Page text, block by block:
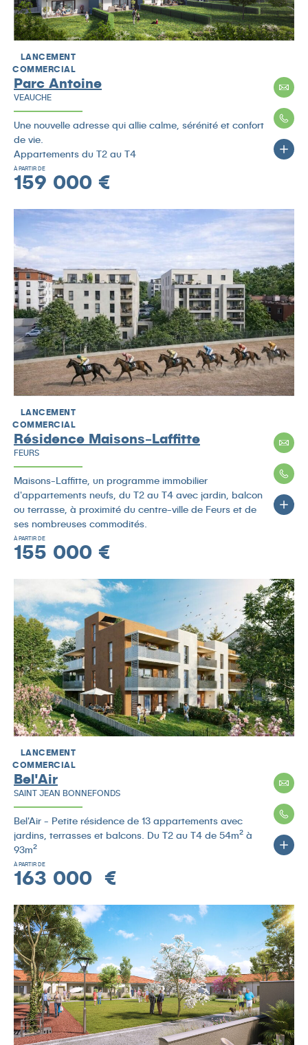
LANCEMENT
COMMERCIAL
Parc Antoine
VEAUCHE
Une nouvelle adresse qui allie calme, sérénité et confort
de vie.
Appartements du T2 au T4
À PARTIR DE
159 000 €
LANCEMENT
COMMERCIAL
Résidence Maisons-Laffitte
FEURS
Maisons-Laffitte, un programme immobilier
d'appartements neufs, du T2 au T4 avec jardin, balcon
ou terrasse, à proximité du centre-ville de Feurs et de
ses nombreuses commodités.
À PARTIR DE
155 000 €
LANCEMENT
COMMERCIAL
Bel'Air
SAINT JEAN BONNEFONDS
Bel'Air - Petite résidence de 13 appartements avec
jardins, terrasses et balcons. Du T2 au T4 de 54m² à
93m²
À PARTIR DE
163 000 €